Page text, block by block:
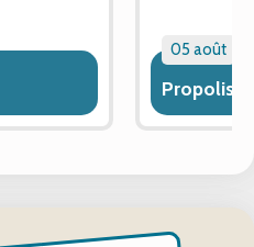
05 août
Propolis